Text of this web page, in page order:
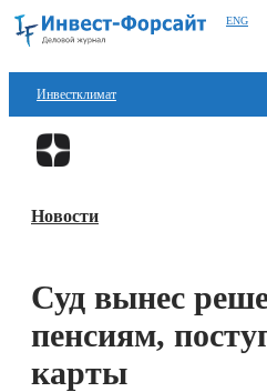
ENG
Инвестклимат
Финансы
Блокчейн
Технологии
Новости
Суд вынес
пенсиям,
карты